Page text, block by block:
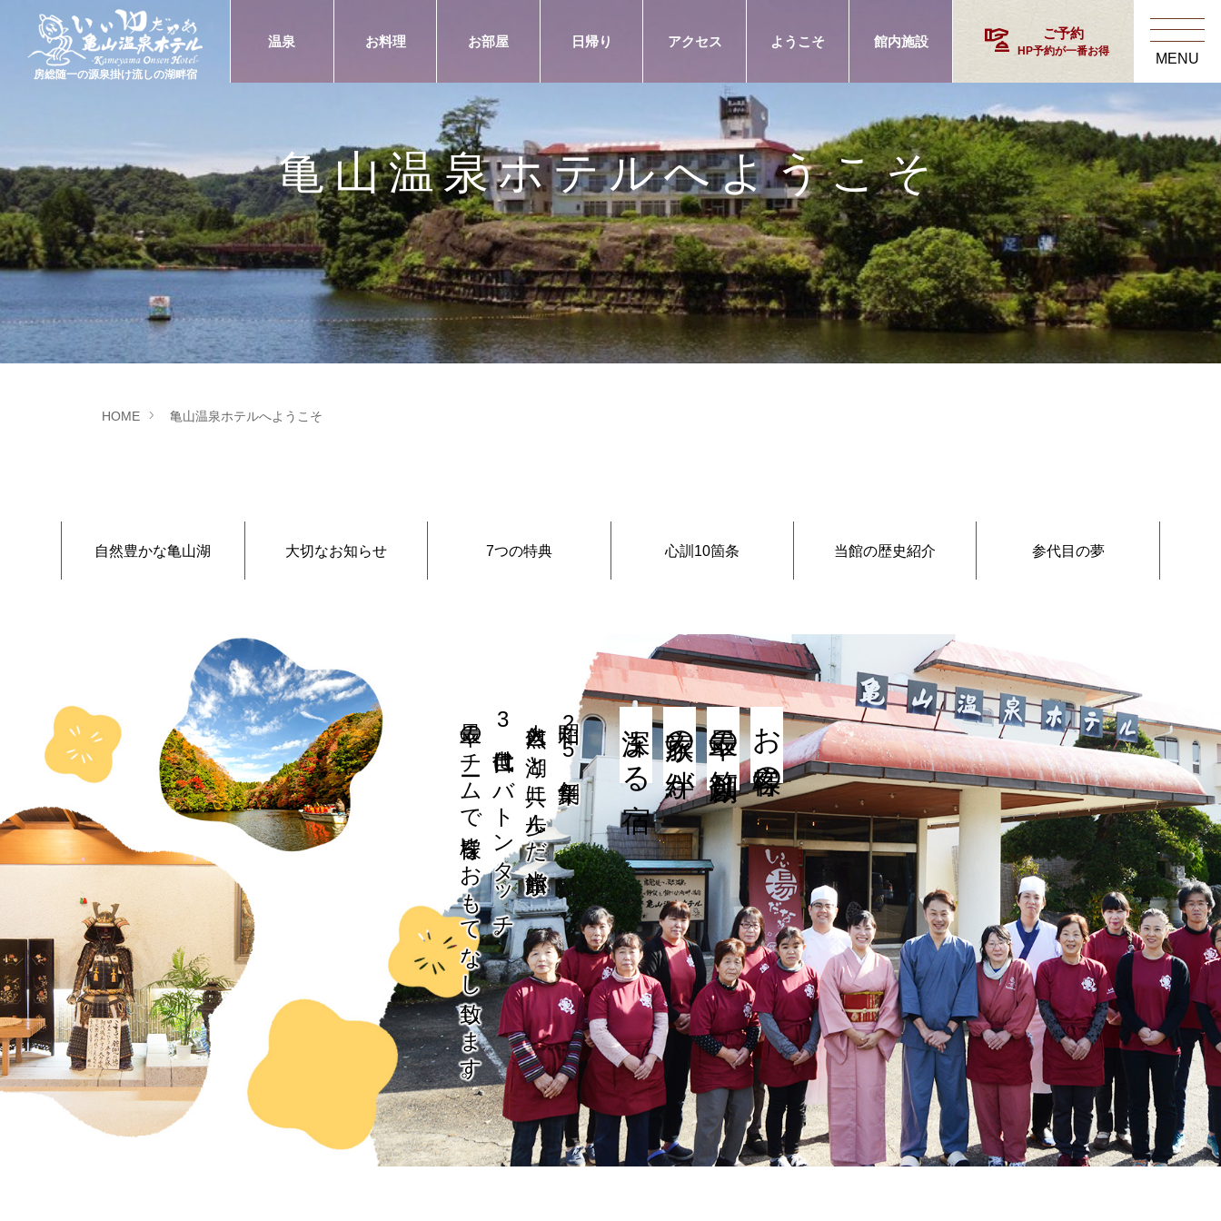
房総随一の源泉掛け流しの湖畔宿
温泉 お料理 お部屋 日帰り アクセス ようこそ 館内施設 concierge ご予約
HP予約が一番お得 MENU
亀山温泉ホテルへようこそ
HOME 亀山温泉ホテルへようこそ
自然豊かな亀山湖 大切なお知らせ 7つの特典 心訓10箇条 当館の歴史紹介 参代目の夢
昭和25年創業
大自然と湖と共に歩んだ当旅館が
3世代目にバトンタッチ。
最幸のチームで皆様をおもてなし致します。 お客様の
最幸の笑顔創り
家族の絆が
深まる宿